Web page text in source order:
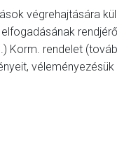
végrehajtására
Korm. rendelet